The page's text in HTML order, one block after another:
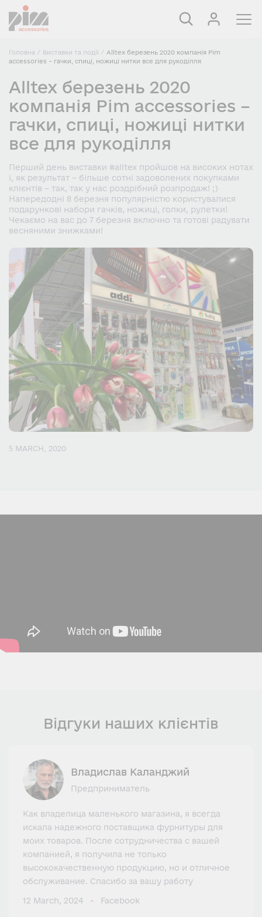
Головна / Виставки та події / Alltex березень 2020 компанія Pim
accessories – гачки, спиці, ножиці нитки все для рукоділля
Alltex березень 2020
компанія Pim accessories –
гачки, спиці, ножиці нитки
все для рукоділля
Перший день виставки #alltex пройшов на високих нотах
і, як результат – більше сотні задоволених покупками
клієнтів – так, так у нас роздрібний розпродаж! ;) ⠀
Напередодні 8 березня популярністю користувалися
подарункові набори гачків, ножиці, голки, рулетки! ⠀
Чекаємо на вас до 7 березня включно та готові радувати
весняними знижками!
5 MARCH, 2020
Відгуки наших клієнтів
Владислав Каланджий
Предприниматель
Как владелица маленького магазина, я всегда
искала надежного поставщика фурнитуры для
моих товаров. После сотрудничества с вашей
компанией, я получила не только
высококачественную продукцию, но и отличное
обслуживание. Спасибо за вашу работу
12 March, 2024 Facebook